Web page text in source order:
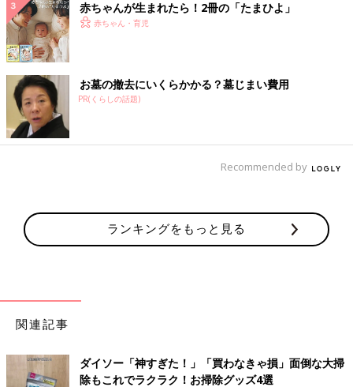
赤ちゃんが生まれたら！2冊の「たまひよ」
赤ちゃん・育児
お墓の撤去にいくらかかる？墓じまい費用
PR(くらしの話題)
Recommended by
ランキングをもっと見る
関連記事
ダイソー「神すぎた！」「買わなきゃ損」面倒な大掃
除もこれでラクラク！お掃除グッズ4選